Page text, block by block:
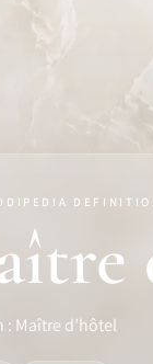
Maître d’hôtel